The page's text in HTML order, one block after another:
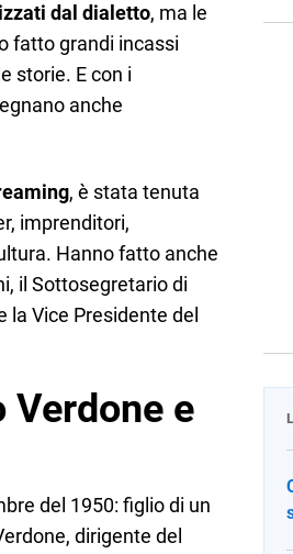
dal dialetto, ma le
fatto grandi incassi
storie. E con i
anche
, è stata tenuta
imprenditori,
Hanno fatto anche
il Sottosegretario di
la Vice Presidente del
Verdone e
del 1950: figlio di un
dirigente del